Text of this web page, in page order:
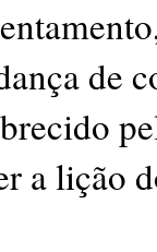
de
a lição